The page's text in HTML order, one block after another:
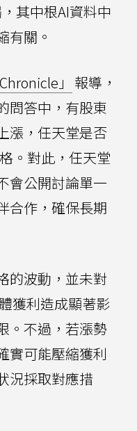
其中根AI資料中
有關。
」 報導，
問答中，有股東
漲，任天堂是否
。對此，任天堂
會公開討論單一
合作，確保長期
的波動，並未對
獲利造成顯著影
。不過，若漲勢
實可能壓縮獲利
況採取對應措